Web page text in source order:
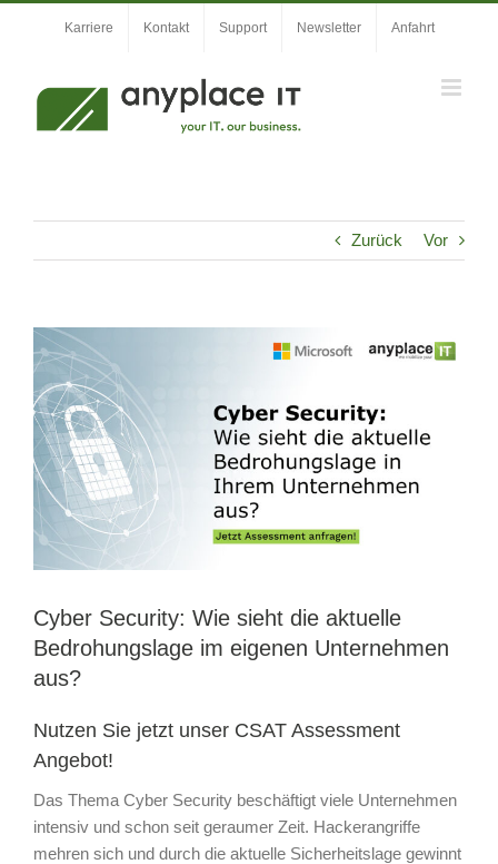
Karriere Kontakt Support Newsletter Anfahrt
Zurück Vor
Cyber Security: Wie sieht die aktuelle
Bedrohungslage im eigenen Unternehmen
aus?
Nutzen Sie jetzt unser CSAT Assessment
Angebot!
Das Thema Cyber Security beschäftigt viele Unternehmen
intensiv und schon seit geraumer Zeit. Hackerangriffe
mehren sich und durch die aktuelle Sicherheitslage gewinnt